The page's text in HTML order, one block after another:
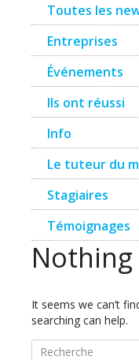
Toutes les
Entreprises
Événements
Ils ont réussi
Info
Le tuteur du
Stagiaires
Témoignages
It seems we can’t
searching can help.